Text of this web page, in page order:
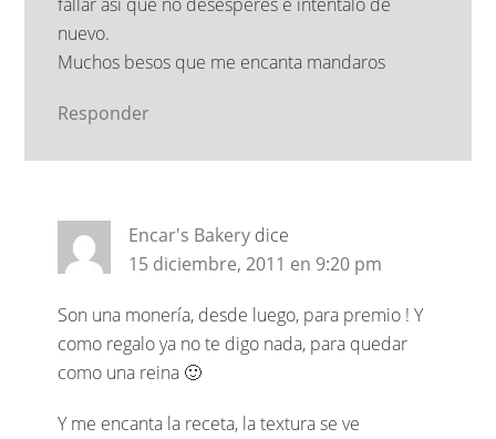
nuevo.
Muchos besos que me encanta mandaros
Responder
Encar's Bakery dice
15 diciembre, 2011 en 9:20 pm
Son una monería, desde luego, para premio ! Y
como regalo ya no te digo nada, para quedar
como una reina 🙂
Y me encanta la receta, la textura se ve